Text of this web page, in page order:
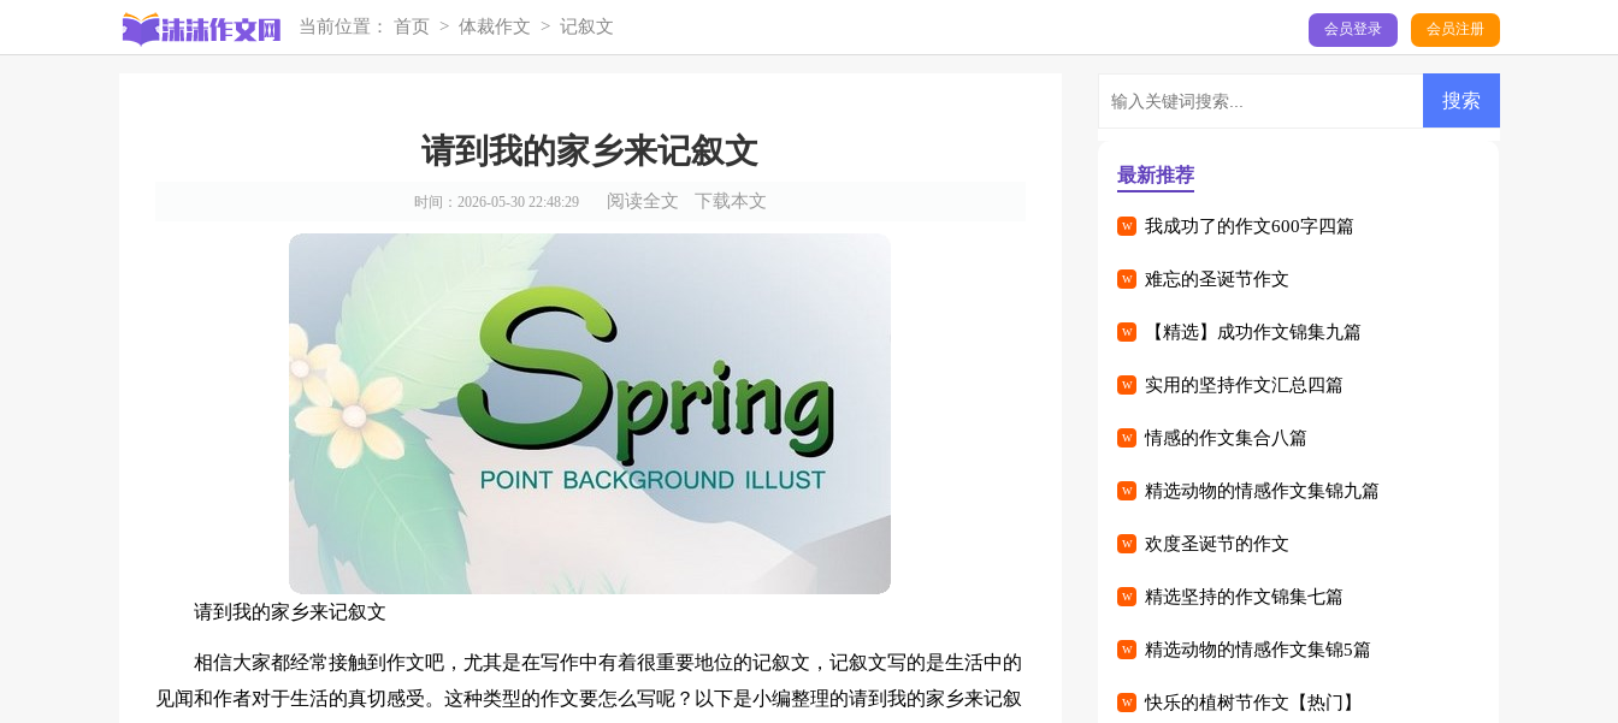
当前位置： 首页 > 体裁作文 > 记叙文 会员登录 会员注册
请到我的家乡来记叙文
时间：2026-05-30 22:48:29 阅读全文 下载本文
请到我的家乡来记叙文
相信大家都经常接触到作文吧，尤其是在写作中有着很重要地位的记叙文，记叙文写的是生活中的
见闻和作者对于生活的真切感受。这种类型的作文要怎么写呢？以下是小编整理的请到我的家乡来记叙
最新推荐
我成功了的作文600字四篇
难忘的圣诞节作文
【精选】成功作文锦集九篇
实用的坚持作文汇总四篇
情感的作文集合八篇
精选动物的情感作文集锦九篇
欢度圣诞节的作文
精选坚持的作文锦集七篇
精选动物的情感作文集锦5篇
快乐的植树节作文【热门】